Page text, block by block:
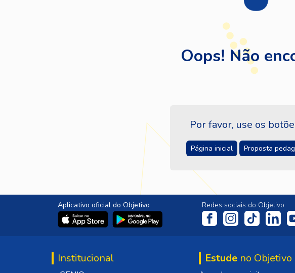
Oops! Não
Por favor, use os
Página inicial Proposta
Aplicativo oficial do Objetivo Redes sociais do Objetivo
Institucional Estude no Objetivo